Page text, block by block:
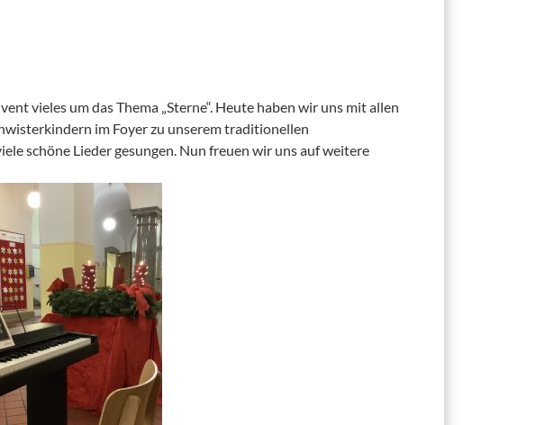
vieles um das Thema „Sterne“. Heute haben wir uns mit allen
im Foyer zu unserem traditionellen
schöne Lieder gesungen. Nun freuen wir uns auf weitere